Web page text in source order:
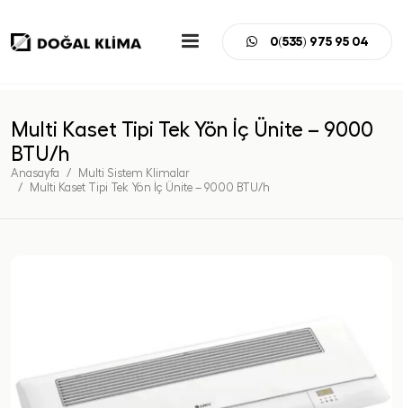
0(535) 975 95 04
Multi Kaset Tipi Tek Yön İç Ünite – 9000
BTU/h
Anasayfa
Multi Sistem Klimalar
Multi Kaset Tipi Tek Yön İç Ünite – 9000 BTU/h